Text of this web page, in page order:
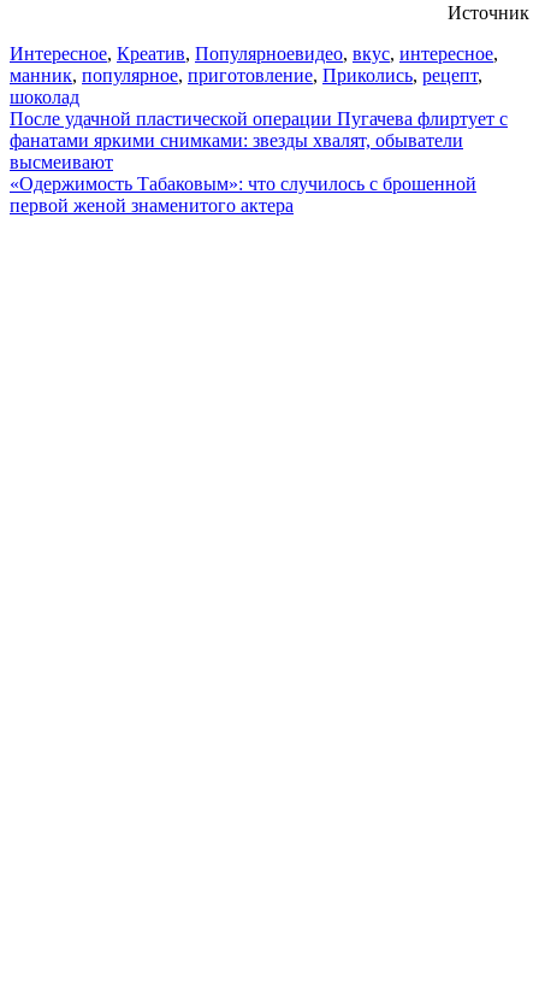
Источник
Интересное, Креатив, Популярноевидео, вкус, интересное,
манник, популярное, приготовление, Приколись, рецепт,
шоколад
Навигация
по
записям
После удачной пластической операции Пугачева флиртует с
фанатами яркими снимками: звезды хвалят, обыватели
высмеивают
«Одержимость Табаковым»: что случилось с брошенной
первой женой знаменитого актера